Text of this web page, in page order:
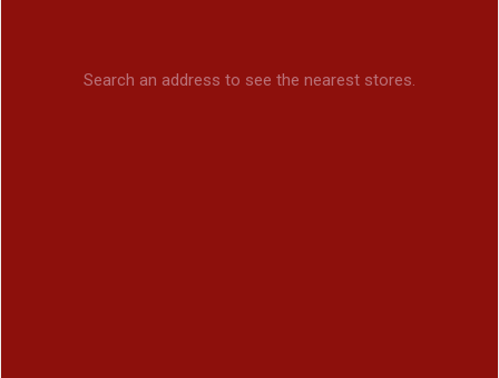
Search an address to see the nearest stores.